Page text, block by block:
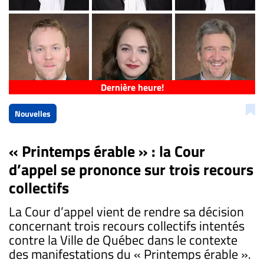
Dernière heure!
Nouvelles
« Printemps érable » : la Cour
d’appel se prononce sur trois recours
collectifs
La Cour d’appel vient de rendre sa décision
concernant trois recours collectifs intentés
contre la Ville de Québec dans le contexte
des manifestations du « Printemps érable ».